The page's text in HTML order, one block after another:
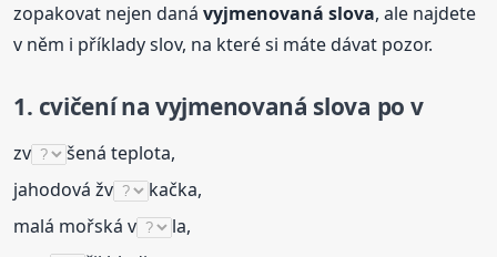
zopakovat nejen danávyjmenovaná slova, ale najdete
v něm i příklady slov, na které si máte dávat pozor.
1. cvičení navyjmenovaná slova po v
zv
šená teplota,
jahodová žv
kačka,
malá mořská v
la,